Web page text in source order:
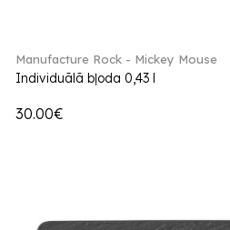
Manufacture Rock - Mickey Mouse
Individuālā bļoda 0,43 l
30.00€